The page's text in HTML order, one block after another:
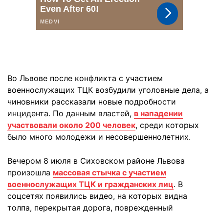
Во Львове после конфликта с участием
военнослужащих ТЦК возбудили уголовные дела, а
чиновники рассказали новые подробности
инцидента. По данным властей, в нападении
участвовали около 200 человек, среди которых
было много молодежи и несовершеннолетних.
Вечером 8 июля в Сиховском районе Львова
произошла массовая стычка с участием
военнослужащих ТЦК и гражданских лиц. В
соцсетях появились видео, на которых видна
толпа, перекрытая дорога, поврежденный